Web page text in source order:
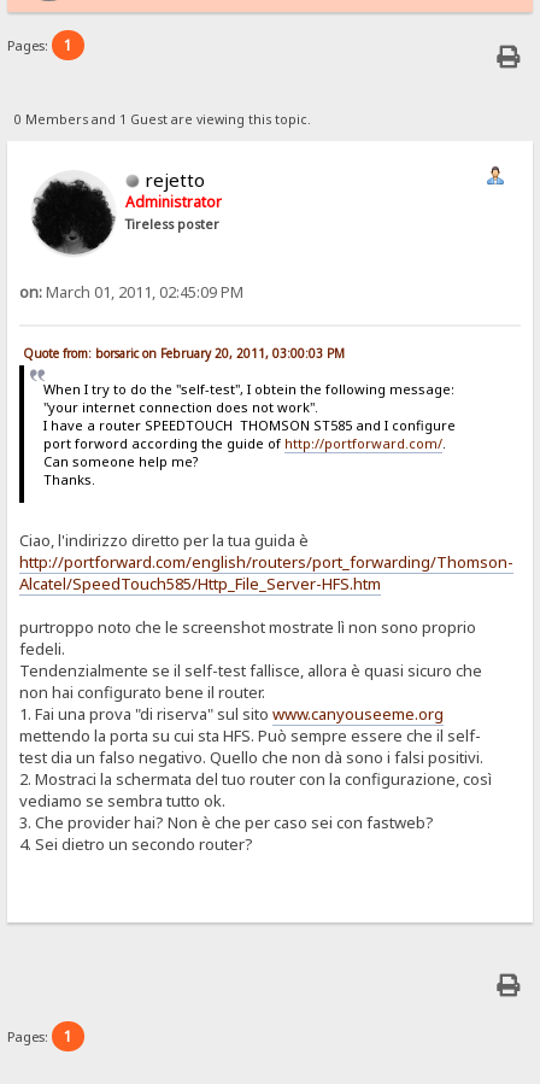
Pages: 1
0 Members and 1 Guest are viewing this topic.
rejetto
Administrator
Tireless poster
on:March 01, 2011, 02:45:09 PM
Quote from: borsaric on February 20, 2011, 03:00:03 PM
When I try to do the "self-test", I obtein the following message:
"your internet connection does not work".
I have a router SPEEDTOUCH THOMSON ST585 and I configure
port forword according the guide of http://portforward.com/.
Can someone help me?
Thanks.
Ciao, l'indirizzo diretto per la tua guida è
http://portforward.com/english/routers/port_forwarding/Thomson-
Alcatel/SpeedTouch585/Http_File_Server-HFS.htm
purtroppo noto che le screenshot mostrate lì non sono proprio
fedeli.
Tendenzialmente se il self-test fallisce, allora è quasi sicuro che
non hai configurato bene il router.
1. Fai una prova "di riserva" sul sitowww.canyouseeme.org
mettendo la porta su cui sta HFS. Può sempre essere che il self-
test dia un falso negativo. Quello che non dà sono i falsi positivi.
2. Mostraci la schermata del tuo router con la configurazione, così
vediamo se sembra tutto ok.
3. Che provider hai? Non è che per caso sei con fastweb?
4. Sei dietro un secondo router?
Pages: 1